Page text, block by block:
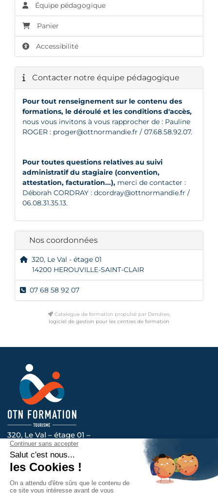
Équipe pédagogique
Panier
Accessibilité
Contacter notre équipe pédagogique
Pour tout renseignement sur le contenu des
formations, le déroulé et les conditions d'accès,
nous vous invitons à vous rapprocher de : Pauline
ROGER : proger@ottnormandie.fr / 07.68.58.92.07.
Pour toutes questions relatives au suivi
administratif du stagiaire (convention,
attestation, facturation...), merci de contacter :
Déborah CORDRAY : dcordray@ottnormandie.fr /
06.08.31.35.13.
Nos coordonnées
320, Le Val - étage 01
14200 HEROUVILLE-SAINT-CLAIR
07 68 58 92 07
Catalogue de formation propulsé par Dendreo,
logiciel de gestion pour les centres de formation
320, Le Val – étage 01 –
14200 HEROUVILLE-SAINT-CLAIR
Voir l’itinéraire
Nous vous accompagnons au quotidien, contactez-
nous !